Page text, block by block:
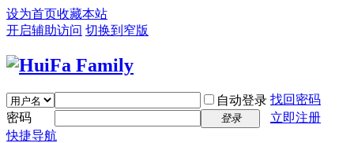
设为首页收藏本站
开启辅助访问 切换到窄版
自动登录 找回密码
密码
登录
立即注册
快捷导航